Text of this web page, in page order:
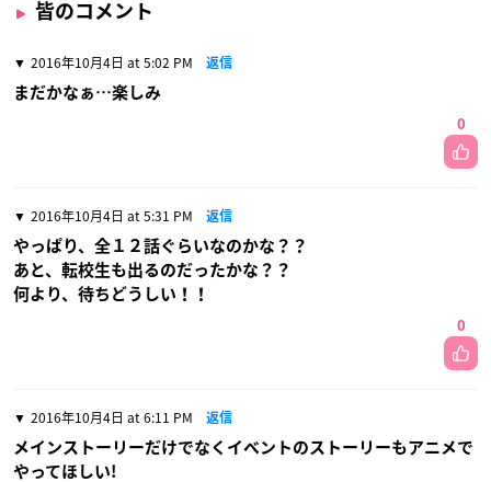
皆のコメント
2016年10月4日 at 5:02 PM 返信
まだかなぁ…楽しみ
0
2016年10月4日 at 5:31 PM 返信
やっぱり、全１２話ぐらいなのかな？？
あと、転校生も出るのだったかな？？
何より、待ちどうしい！！
0
2016年10月4日 at 6:11 PM 返信
メインストーリーだけでなくイベントのストーリーもアニメで
やってほしい!